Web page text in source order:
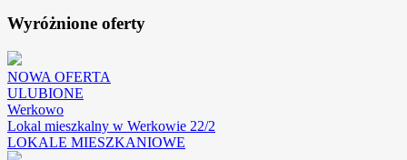
Wyróżnione oferty
NOWA OFERTA
ULUBIONE
Werkowo
Lokal mieszkalny w Werkowie 22/2
LOKALE MIESZKANIOWE